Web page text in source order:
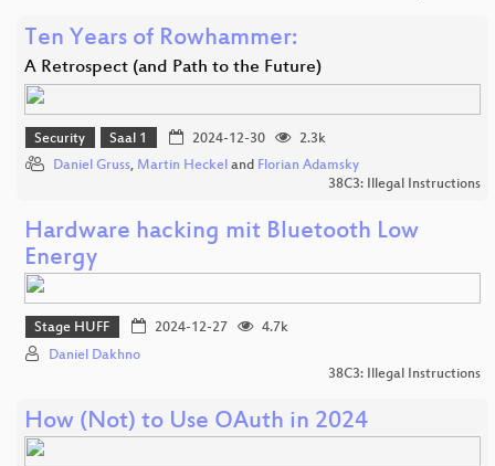
Ten Years of Rowhammer:
A Retrospect (and Path to the Future)
Security Saal 1 2024-12-30
2.3k
Daniel Gruss, Martin Heckel and Florian Adamsky
38C3: Illegal Instructions
Hardware hacking mit Bluetooth Low
Energy
Stage HUFF 2024-12-27
4.7k
Daniel Dakhno
38C3: Illegal Instructions
How (Not) to Use OAuth in 2024